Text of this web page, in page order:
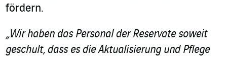
fördern.
„Wir haben das Personal der Reservate soweit
geschult, dass es die Aktualisierung und Pflege